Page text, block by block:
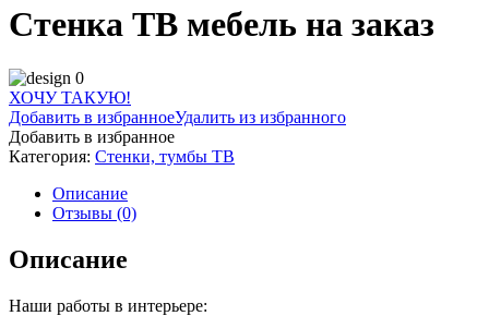
Стенка ТВ мебель на заказ
ХОЧУ ТАКУЮ!
Добавить в избранноеУдалить из избранного
Добавить в избранное
Категория: Стенки, тумбы ТВ
Описание
Отзывы (0)
Описание
Наши работы в интерьере: